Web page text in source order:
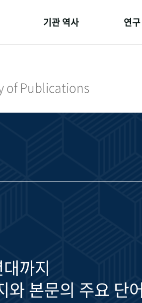
기관 역사
기관 변천사
연
of Publications
까지
와 본문의 주요 단